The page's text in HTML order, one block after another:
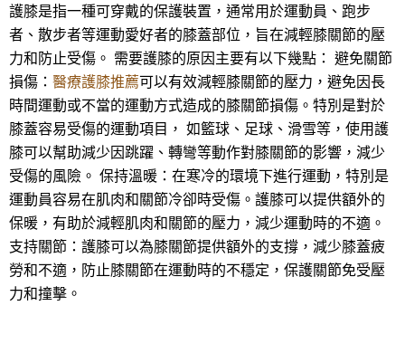
護膝是指一種可穿戴的保護裝置，通常用於運動員、跑步
者、散步者等運動愛好者的膝蓋部位，旨在減輕膝關節的壓
力和防止受傷。 需要護膝的原因主要有以下幾點： 避免關節
損傷： 醫療護膝推薦可以有效減輕膝關節的壓力，避免因長
時間運動或不當的運動方式造成的膝關節損傷。特別是對於
膝蓋容易受傷的運動項目， 如籃球、足球、滑雪等，使用護
膝可以幫助減少因跳躍、轉彎等動作對膝關節的影響，減少
受傷的風險。 保持溫暖：在寒冷的環境下進行運動，特別是
運動員容易在肌肉和關節冷卻時受傷。護膝可以提供額外的
保暖，有助於減輕肌肉和關節的壓力，減少運動時的不適。
支持關節：護膝可以為膝關節提供額外的支撐，減少膝蓋疲
勞和不適，防止膝關節在運動時的不穩定，保護關節免受壓
力和撞擊。